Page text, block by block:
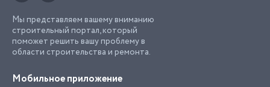
Мы представляем вашему вниманию
строительный портал, который
поможет решить вашу проблему в
области строительства и ремонта.
Мобильное приложение